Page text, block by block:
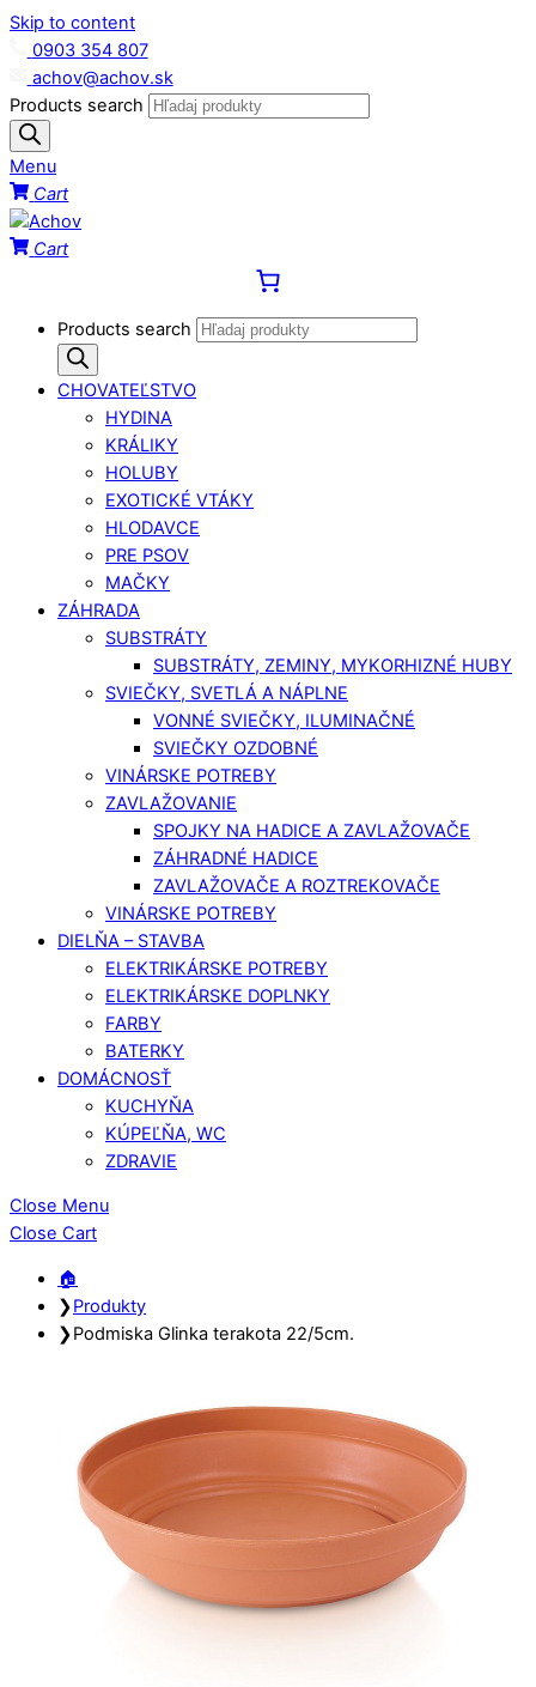
Skip to content
0903 354 807
achov@achov.sk
Products search
Menu
Cart
Cart
Products search
CHOVATEĽSTVO
HYDINA
KRÁLIKY
HOLUBY
EXOTICKÉ VTÁKY
HLODAVCE
PRE PSOV
MAČKY
ZÁHRADA
SUBSTRÁTY
SUBSTRÁTY, ZEMINY, MYKORHIZNÉ HUBY
SVIEČKY, SVETLÁ A NÁPLNE
VONNÉ SVIEČKY, ILUMINAČNÉ
SVIEČKY OZDOBNÉ
VINÁRSKE POTREBY
ZAVLAŽOVANIE
SPOJKY NA HADICE A ZAVLAŽOVAČE
ZÁHRADNÉ HADICE
ZAVLAŽOVAČE A ROZTREKOVAČE
VINÁRSKE POTREBY
DIELŇA – STAVBA
ELEKTRIKÁRSKE POTREBY
ELEKTRIKÁRSKE DOPLNKY
FARBY
BATERKY
DOMÁCNOSŤ
KUCHYŇA
KÚPEĽŇA, WC
ZDRAVIE
Close Menu
Close Cart
🏠︎
❯Produkty
❯Podmiska Glinka terakota 22/5cm.